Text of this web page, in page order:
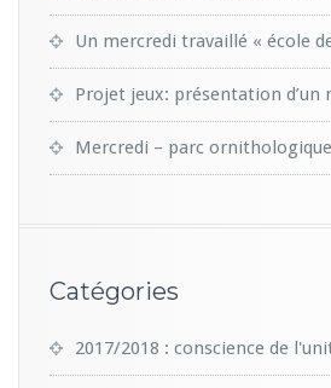
Un mercredi travaillé « école
Projet jeux: présentation d’un
Mercredi – parc ornithologique
Catégories
2017/2018 : conscience de